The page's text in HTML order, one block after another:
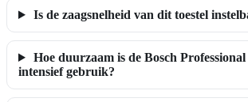
Is de zaagsnelheid van dit toestel
Hoe duurzaam is de Bosch
intensief gebruik?